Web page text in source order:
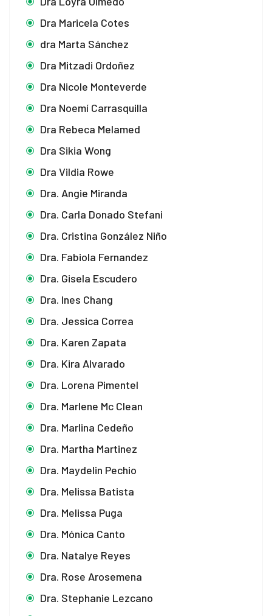
Dra Maricela Cotes
dra Marta Sánchez
Dra Mitzadi Ordoñez
Dra Nicole Monteverde
Dra Noemí Carrasquilla
Dra Rebeca Melamed
Dra Sikia Wong
Dra Vildia Rowe
Dra. Angie Miranda
Dra. Carla Donado Stefani
Dra. Cristina González Niño
Dra. Fabiola Fernandez
Dra. Gisela Escudero
Dra. Ines Chang
Dra. Jessica Correa
Dra. Karen Zapata
Dra. Kira Alvarado
Dra. Lorena Pimentel
Dra. Marlene Mc Clean
Dra. Marlina Cedeño
Dra. Martha Martinez
Dra. Maydelin Pechio
Dra. Melissa Batista
Dra. Melissa Puga
Dra. Mónica Canto
Dra. Natalye Reyes
Dra. Rose Arosemena
Dra. Stephanie Lezcano